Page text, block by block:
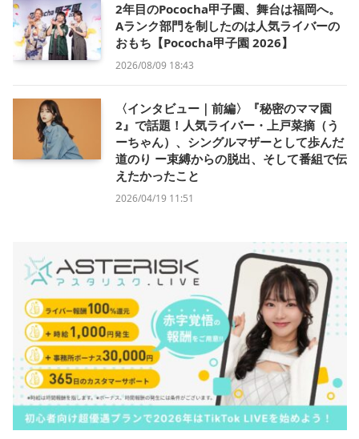
2年目のPococha甲子園、舞台は福岡へ。
Aランク部門を制したのは人気ライバーの
おもち【Pococha甲子園 2026】
2026/08/09 18:43
〈インタビュー｜前編〉『秘密のママ園
2』で話題！人気ライバー・上戸菜摘（う
ーちゃん）、シングルマザーとして歩んだ
道のり ー束縛からの脱出、そして番組で伝
えたかったこと
2026/04/19 11:51